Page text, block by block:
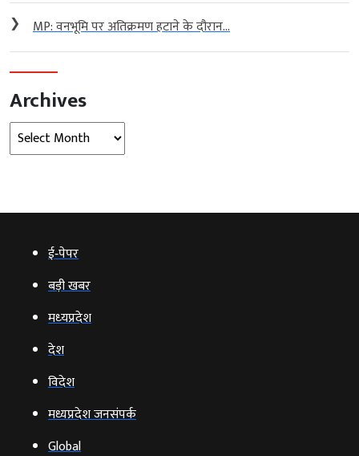
❯ MP: वनभूमि पर अतिक्रमण हटाने के दौरान...
Archives
Archives
ई‑पेपर
बड़ी खबर
मध्‍यप्रदेश
देश
विदेश
मध्यप्रदेश जनसंपर्क
Global